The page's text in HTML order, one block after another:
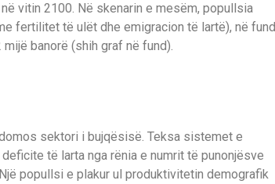
vitin 2100. Në skenarin e mesëm, popullsia
fertilitet të ulët dhe emigracion të lartë), në fund
banorë (shih graf në fund).
sektori i bujqësisë. Teksa sistemet e
të larta nga rënia e numrit të punonjësve
popullsi e plakur ul produktivitetin demografik